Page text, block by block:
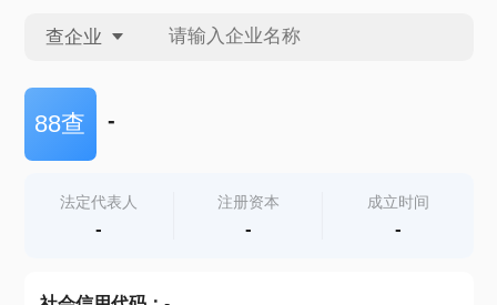
查企业
查企业
查产地
88查 -
法定代表人
-
注册资本
-
成立时间
-